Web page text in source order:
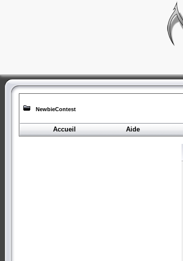
NewbieContest
Accueil
Aide